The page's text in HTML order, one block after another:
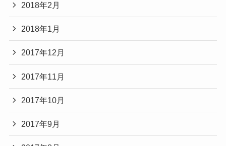
2018年2月
2018年1月
2017年12月
2017年11月
2017年10月
2017年9月